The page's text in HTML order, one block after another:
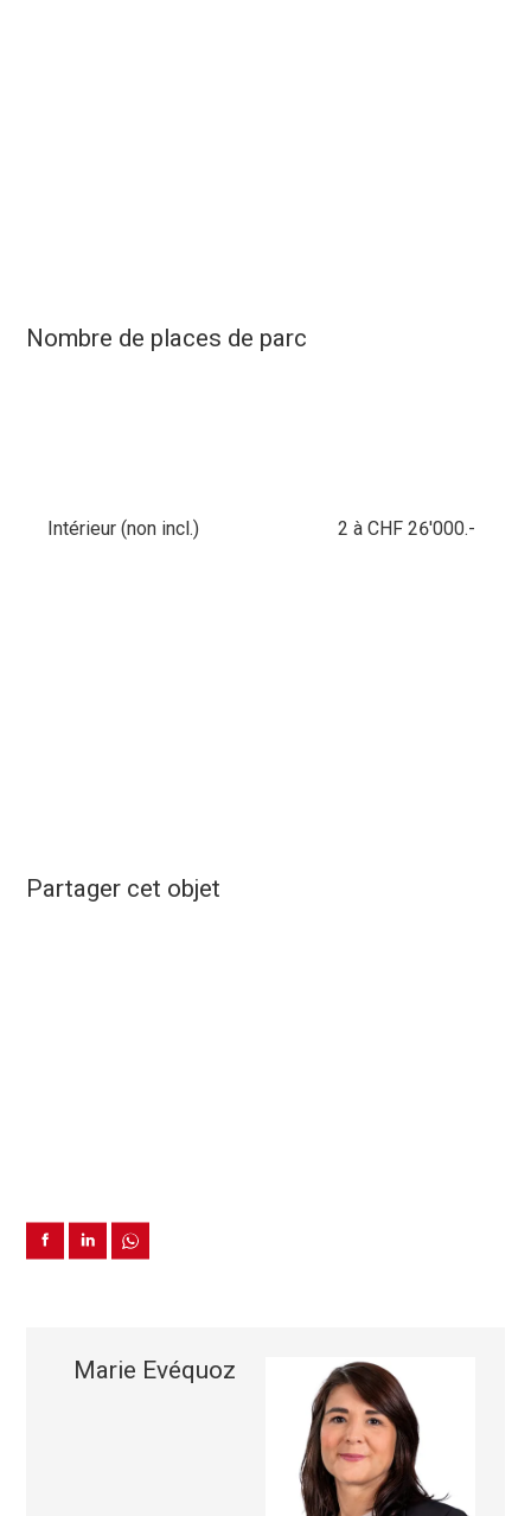
Nombre de places de parc
Intérieur (non incl.) 2 à CHF 26'000.-
Partager cet objet
Marie Evéquoz